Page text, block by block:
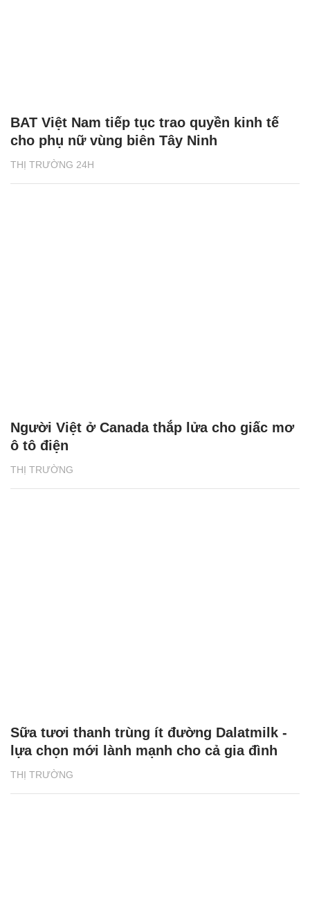
THỊ TRƯỜNG 24H
BAT Việt Nam tiếp tục trao quyền kinh tế
cho phụ nữ vùng biên Tây Ninh
THỊ TRƯỜNG
Người Việt ở Canada thắp lửa cho giấc mơ
ô tô điện
THỊ TRƯỜNG
Sữa tươi thanh trùng ít đường Dalatmilk -
lựa chọn mới lành mạnh cho cả gia đình